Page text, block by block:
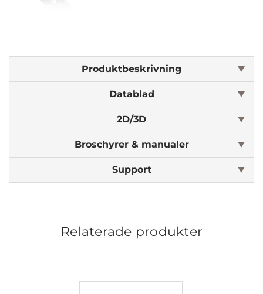
Produktbeskrivning
Datablad
2D/3D
Broschyrer & manualer
Support
Relaterade produkter